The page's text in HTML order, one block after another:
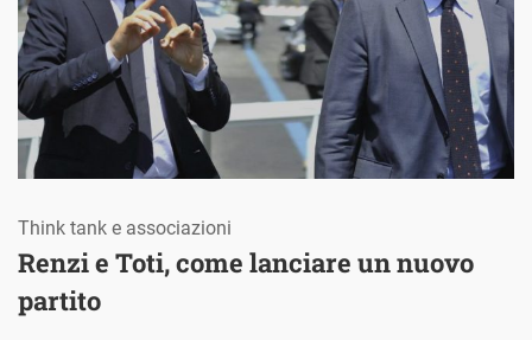
Renzi e Toti, come lanciare un nuovo
partito
Think tank e associazioni